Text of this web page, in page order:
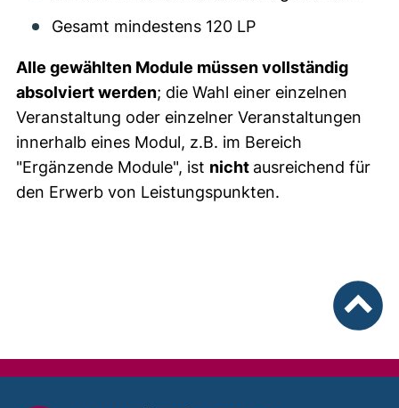
Gesamt mindestens 120 LP
Alle gewählten Module müssen vollständig
absolviert werden; die Wahl einer einzelnen
Veranstaltung oder einzelner Veranstaltungen
innerhalb eines Modul, z.B. im Bereich
"Ergänzende Module", ist nicht ausreichend für
den Erwerb von Leistungspunkten.